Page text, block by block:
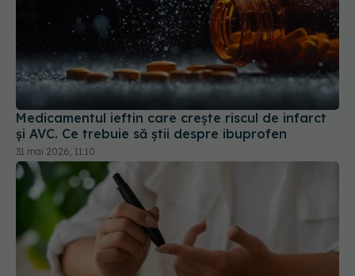
Medicamentul ieftin care crește riscul de infarct
și AVC. Ce trebuie să știi despre ibuprofen
31 mai 2026, 11:10